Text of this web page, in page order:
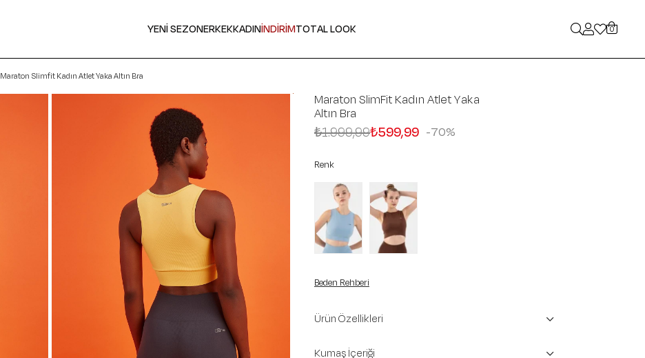
YENİ SEZONERKEKKADINİNDİRİMTOTAL LOOK 0
Maraton Slimfit Kadın Atlet Yaka Altın Bra
Maraton SlimFit Kadın Atlet Yaka
Altın Bra
70
₺1.999,99₺599,99
Renk
Beden Rehberi
Ürün Özellikleri
Kumaş İçeriği